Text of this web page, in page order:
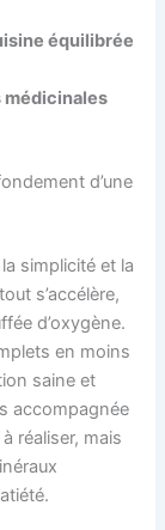
équilibrée
médicinales
d’une
simplicité et la
s’accélère,
d’oxygène.
en moins
saine et
accompagnée
réaliser, mais